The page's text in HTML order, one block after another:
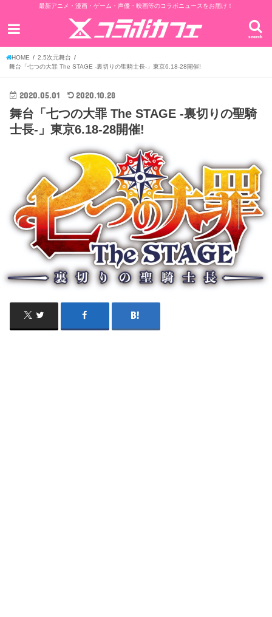
最新アニメ・漫画・ゲーム・声優・映画等のコラボニュースをお届け！
search
HOME
2.5次元舞台
舞台「七つの大罪 The STAGE -裏切りの聖騎士長-」東京6.18-28開催!
2020.05.01 2020.10.28
舞台「七つの大罪 The STAGE -裏切りの聖騎
士長-」東京6.18-28開催!